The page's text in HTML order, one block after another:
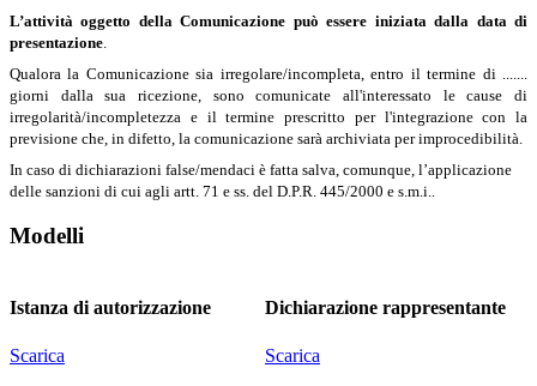
L’attività oggetto della Comunicazione può essere iniziata dalla data di
presentazione
Qualora la Comunicazione sia irregolare/incompleta, entro il termine di .......
giorni dalla sua ricezione, sono comunicate all'interessato le cause di
irregolarità/incompletezza e il termine prescritto per l'integrazione con la
previsione che, in difetto, la comunicazione sarà archiviata per improcedibilità.
In caso di dichiarazioni false/mendaci è fatta salva, comunque, l’applicazione
delle sanzioni di cui agli artt. 71 e ss. del D.P.R. 445/2000 e s.m.i..
Modelli
Istanza di autorizzazione
Scarica
Dichiarazione rappresentante
Scarica